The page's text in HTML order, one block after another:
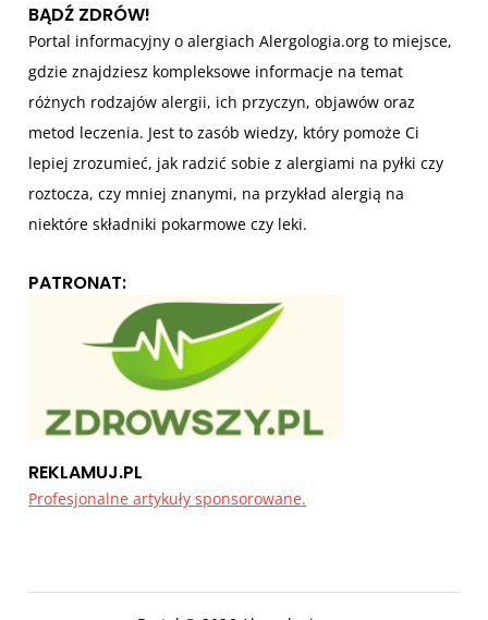
BĄDŹ ZDRÓW!
Portal informacyjny o alergiach Alergologia.org to miejsce,
gdzie znajdziesz kompleksowe informacje na temat
różnych rodzajów alergii, ich przyczyn, objawów oraz
metod leczenia. Jest to zasób wiedzy, który pomoże Ci
lepiej zrozumieć, jak radzić sobie z alergiami na pyłki czy
roztocza, czy mniej znanymi, na przykład alergią na
niektóre składniki pokarmowe czy leki.
PATRONAT:
REKLAMUJ.PL
Profesjonalne artykuły sponsorowane.